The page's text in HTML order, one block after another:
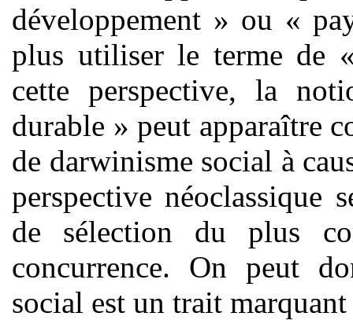
développement » ou «
plus utiliser le terme de
cette perspective, la
durable » peut apparaître
de darwinisme social à
perspective néoclassique
de sélection du plus
concurrence. On peut
social est un trait